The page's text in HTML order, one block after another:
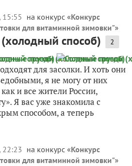
15:55 на конкурс «Конкурс
для витаминной зимовки"»
способ) 2
для засолки. И хоть они
я не могу от них
и все жители России,
Я вас уже знакомила с
способом, а теперь
22:23 на конкурс «Конкурс
для витаминной зимовки"»